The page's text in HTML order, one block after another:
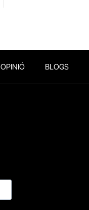
OPINIÓ BLOGS